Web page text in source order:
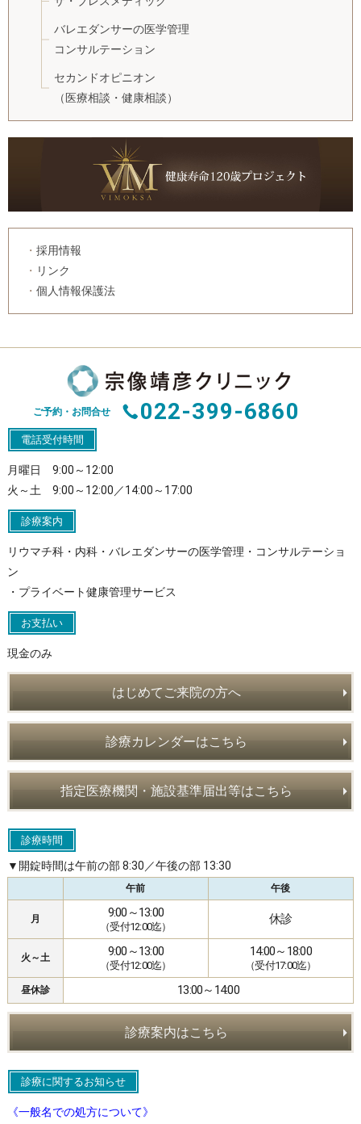
バレエダンサーの医学管理
コンサルテーション
セカンドオピニオン
（医療相談・健康相談）
採用情報
リンク
個人情報保護法
ご予約・お問合せ 022-399-6860
電話受付時間
月曜日 9:00～12:00
火～土 9:00～12:00／14:00～17:00
診療案内
リウマチ科・内科・バレエダンサーの医学管理・コンサルテーショ
ン
・プライベート健康管理サービス
お支払い
現金のみ
はじめてご来院の方へ
診療カレンダーはこちら
指定医療機関・施設基準届出等はこちら
診療時間
▼開錠時間は午前の部 8:30／午後の部 13:30
午前 午後
月 9:00～13:00
（受付12:00迄）
休診
火～土 9:00～13:00
（受付12:00迄）
14:00～18:00
（受付17:00迄）
昼休診 13:00～14:00
診療案内はこちら
診療に関するお知らせ
《一般名での処方について》